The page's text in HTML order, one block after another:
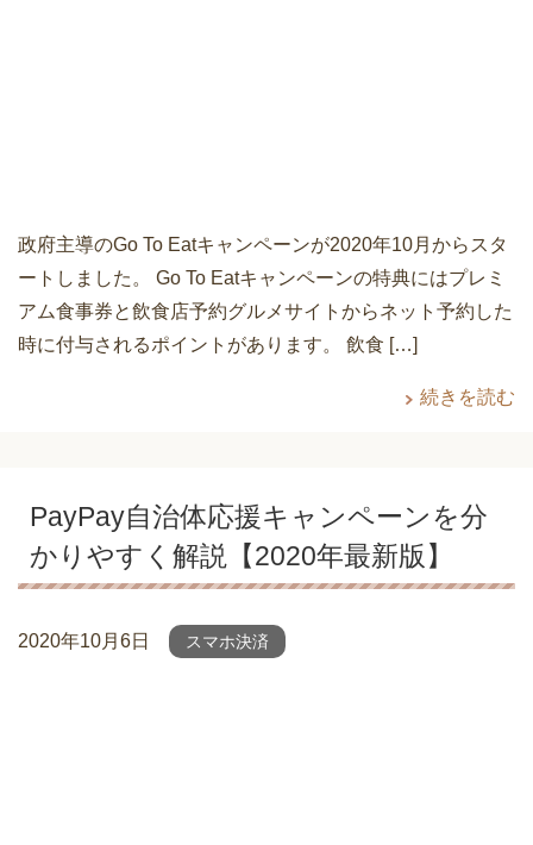
政府主導のGo To Eatキャンペーンが2020年10月からスタ
ートしました。 Go To Eatキャンペーンの特典にはプレミ
アム食事券と飲食店予約グルメサイトからネット予約した
時に付与されるポイントがあります。 飲食 […]
続きを読む
PayPay自治体応援キャンペーンを分
かりやすく解説【2020年最新版】
2020年10月6日 スマホ決済